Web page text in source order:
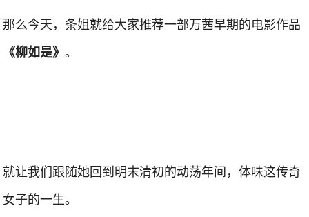
那么今天，条姐就给大家推荐一部万茜早期的电影作品
《柳如是》。
就让我们跟随她回到明末清初的动荡年间，体味这传奇
女子的一生。